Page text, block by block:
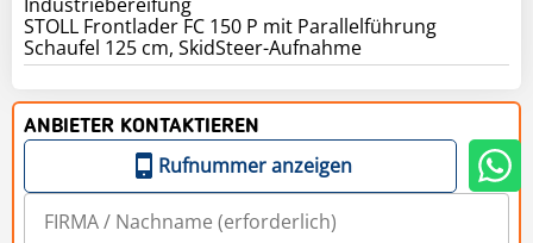
STOLL Frontlader FC 150 P mit Parallelführung
Schaufel 125 cm, SkidSteer-Aufnahme
ANBIETER KONTAKTIEREN
Rufnummer anzeigen